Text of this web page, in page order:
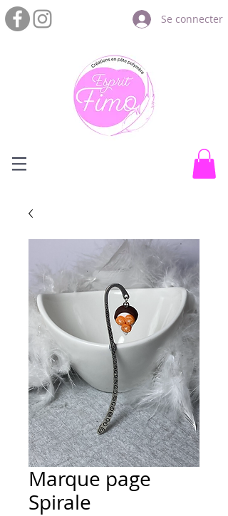
Se connecter
Marque page
Spirale